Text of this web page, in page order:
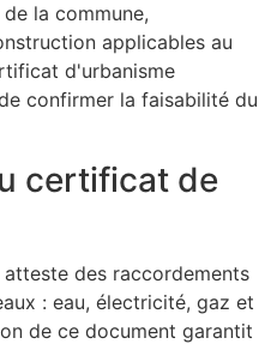
la commune,
applicables au
d'urbanisme
confirmer la faisabilité du
certificat de
des raccordements
: eau, électricité, gaz et
de ce document garantit